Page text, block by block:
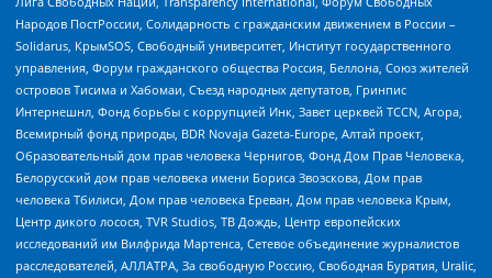
Народов ПостРоссии, Солидарность с гражданским движением в России –
Solidarus, КрымSOS, Свободный университет, Институт государственного
управления, Форум гражданского общества Россия, Беллона, Союз жителей
островов Тисима и Хабомаи, Съезд народных депутатов, Гринпис
Интернешнл, Фонд борьбы с коррупцией Инк, Завет церквей TCCN, Агора,
Всемирный фонд природы, BDR Novaja Gazeta-Europe, Алтай проект,
Образовательный дом прав человека Чернигов, Фонд Дом Прав Человека,
Белорусский дом прав человека имени Бориса Звозскова, Дом прав
человека Тбилиси, Дом прав человека Ереван, Дом прав человека Крым,
Центр дикого лосося, TVR Studios, ТВ Дождь, Центр европейских
исследований им Вилфрида Мартенса, Сетевое объединение журналистов
расследователей, АЛЛАТРА, За свободную Россию, Свободная Бурятия, Uralic,